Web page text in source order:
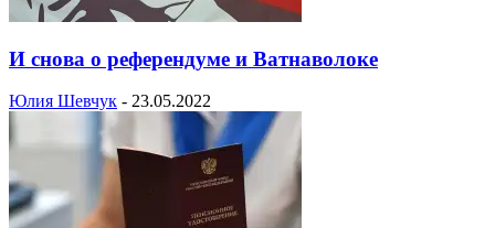
И снова о референдуме и Ватнаволоке
Юлия Шевчук - 23.05.2022